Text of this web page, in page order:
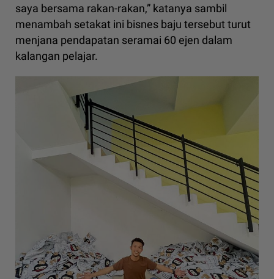
saya bersama rakan-rakan,” katanya sambil
menambah setakat ini bisnes baju tersebut turut
menjana pendapatan seramai 60 ejen dalam
kalangan pelajar.